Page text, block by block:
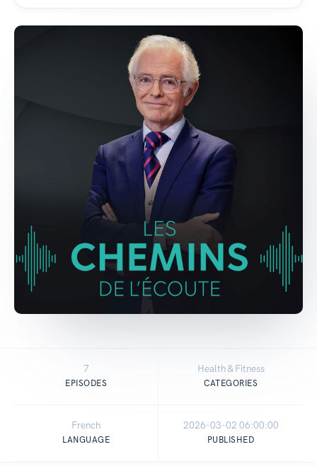
7
EPISODES
Health & Fitness
CATEGORIES
French
LANGUAGE
2026-03-02 06:00:00
PUBLISHED